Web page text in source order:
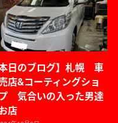
本日のブログ】札幌 車
店&コーティングショ
気合いの入った男達
店